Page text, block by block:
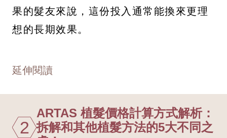
果的髮友來說，這份投入通常能換來更理
想的長期效果。
延伸閱讀
2
ARTAS 植髮價格計算方式解析：
拆解和其他植髮方法的5大不同之